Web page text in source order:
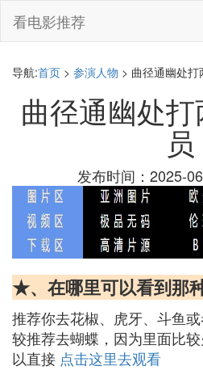
看电影推荐
导航:首页 > 参演人物 > 曲径通幽处
曲径通幽处
员
发布时间：2025-
★、在哪里可以看到那
推荐你去花椒、虎牙、斗鱼
较推荐去蝴蝶，因为里面比
以直接 点击这里去观看